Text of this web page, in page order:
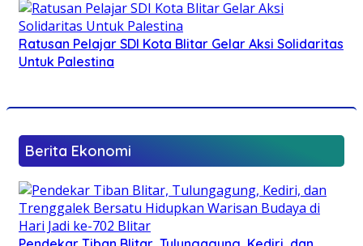
Ratusan Pelajar SDI Kota Blitar Gelar Aksi Solidaritas
Untuk Palestina
Berita Ekonomi